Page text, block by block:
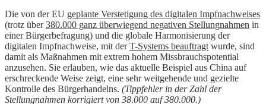
Die von der EU geplante Verstetigung des digitalen Impfnachweises
(trotz über380.000 ganz überwiegend negativen Stellungnahmen in
einer Bürgerbefragung) und die globale Harmonisierung der
digitalen Impfnachweise, mit derT-Systems beauftragt wurde, sind
damit als Maßnahmen mit extrem hohem Missbrauchspotential
anzusehen. Sie erlauben, wie das aktuelle Beispiel aus China auf
erschreckende Weise zeigt, eine sehr weitgehende und gezielte
Kontrolle des Bürgerhandelns. (Tippfehler in der Zahl der
Stellungnahmen korrigiert von 38.000 auf 380.000.)